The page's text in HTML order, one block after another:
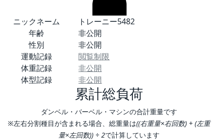
ニックネーム
トレーニー5482
年齢
非公開
性別
非公開
運動記録
閲覧制限
体重記録
非公開
体型記録
非公開
累計総負荷
ダンベル・バーベル・マシンの合計重量です
※左右分割種目が含まれる場合、総重量は((右重量×右回数) + (左重
量×左回数)) ÷ 2で計算しています